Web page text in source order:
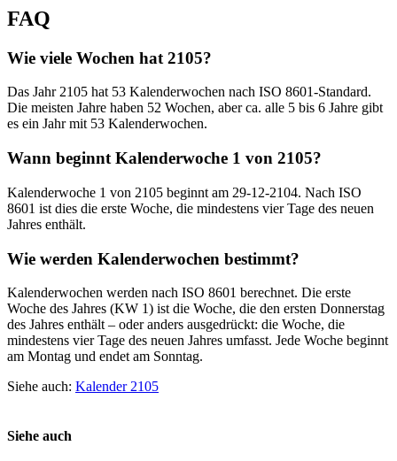
FAQ
Wie viele Wochen hat 2105?
Das Jahr 2105 hat 53 Kalenderwochen nach ISO 8601-Standard.
Die meisten Jahre haben 52 Wochen, aber ca. alle 5 bis 6 Jahre gibt
es ein Jahr mit 53 Kalenderwochen.
Wann beginnt Kalenderwoche 1 von 2105?
Kalenderwoche 1 von 2105 beginnt am 29-12-2104. Nach ISO
8601 ist dies die erste Woche, die mindestens vier Tage des neuen
Jahres enthält.
Wie werden Kalenderwochen bestimmt?
Kalenderwochen werden nach ISO 8601 berechnet. Die erste
Woche des Jahres (KW 1) ist die Woche, die den ersten Donnerstag
des Jahres enthält – oder anders ausgedrückt: die Woche, die
mindestens vier Tage des neuen Jahres umfasst. Jede Woche beginnt
am Montag und endet am Sonntag.
Siehe auch: Kalender 2105
Siehe auch